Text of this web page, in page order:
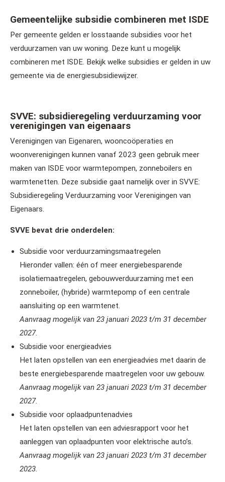
Gemeentelijke subsidie combineren met ISDE
Per gemeente gelden er losstaande subsidies voor het
verduurzamen van uw woning. Deze kunt u mogelijk
combineren met ISDE. Bekijk welke subsidies er gelden in uw
gemeente via de energiesubsidiewijzer.
SVVE: subsidieregeling verduurzaming voor
verenigingen van eigenaars
Verenigingen van Eigenaren, wooncoöperaties en
woonverenigingen kunnen vanaf 2023 geen gebruik meer
maken van ISDE voor warmtepompen, zonneboilers en
warmtenetten. Deze subsidie gaat namelijk over in SVVE:
Subsidieregeling Verduurzaming voor Verenigingen van
Eigenaars.
SVVE bevat drie onderdelen:
Subsidie voor verduurzamingsmaatregelen
Hieronder vallen: één of meer energiebesparende
isolatiemaatregelen, gebouwverduurzaming met een
zonneboiler, (hybride) warmtepomp of een centrale
aansluiting op een warmtenet.
Aanvraag mogelijk van 23 januari 2023 t/m 31 december
2027.
Subsidie voor energieadvies
Het laten opstellen van een energieadvies met daarin de
beste energiebesparende maatregelen voor uw gebouw.
Aanvraag mogelijk van 23 januari 2023 t/m 31 december
2027.
Subsidie voor oplaadpuntenadvies
Het laten opstellen van een adviesrapport voor het
aanleggen van oplaadpunten voor elektrische auto’s.
Aanvraag mogelijk van 23 januari 2023 t/m 31 december
2023.